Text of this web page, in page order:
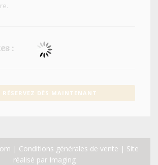
:
RÉSERVEZ DÈS MAINTENANT
| Conditions générales de vente | Site
réalisé par Imaging